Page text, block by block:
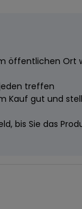
öffentlichen Ort
treffen
Kauf gut und
bis Sie das